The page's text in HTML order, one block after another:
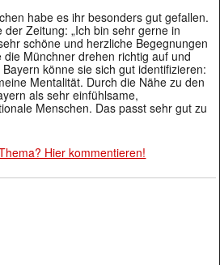
habe es ihr besonders gut gefallen.
Zeitung: „Ich bin sehr gerne in
schöne und herzliche Begegnungen
Münchner drehen richtig auf und
könne sie sich gut identifizieren:
Mentalität. Durch die Nähe zu den
als sehr einfühlsame,
Menschen. Das passt sehr gut zu
Hier kommentieren!